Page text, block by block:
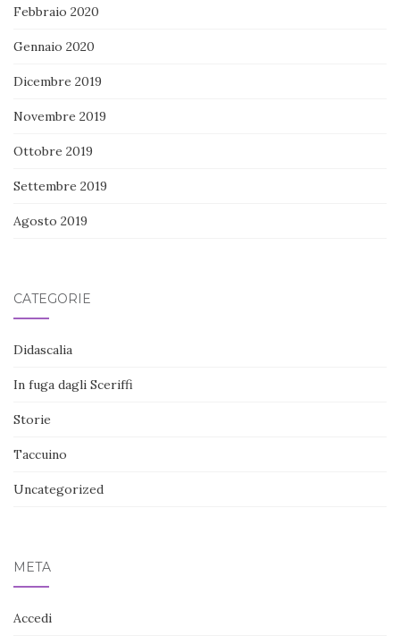
Febbraio 2020
Gennaio 2020
Dicembre 2019
Novembre 2019
Ottobre 2019
Settembre 2019
Agosto 2019
CATEGORIE
Didascalia
In fuga dagli Sceriffi
Storie
Taccuino
Uncategorized
META
Accedi